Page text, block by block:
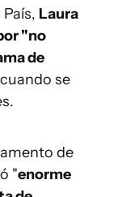
Laura
"no
de
se
de
"enorme